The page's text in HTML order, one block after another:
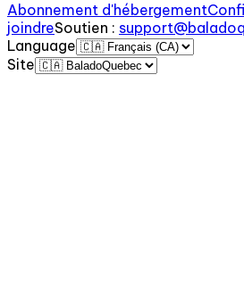
Abonnement d'hébergement
joindreSoutien :
Language
Site